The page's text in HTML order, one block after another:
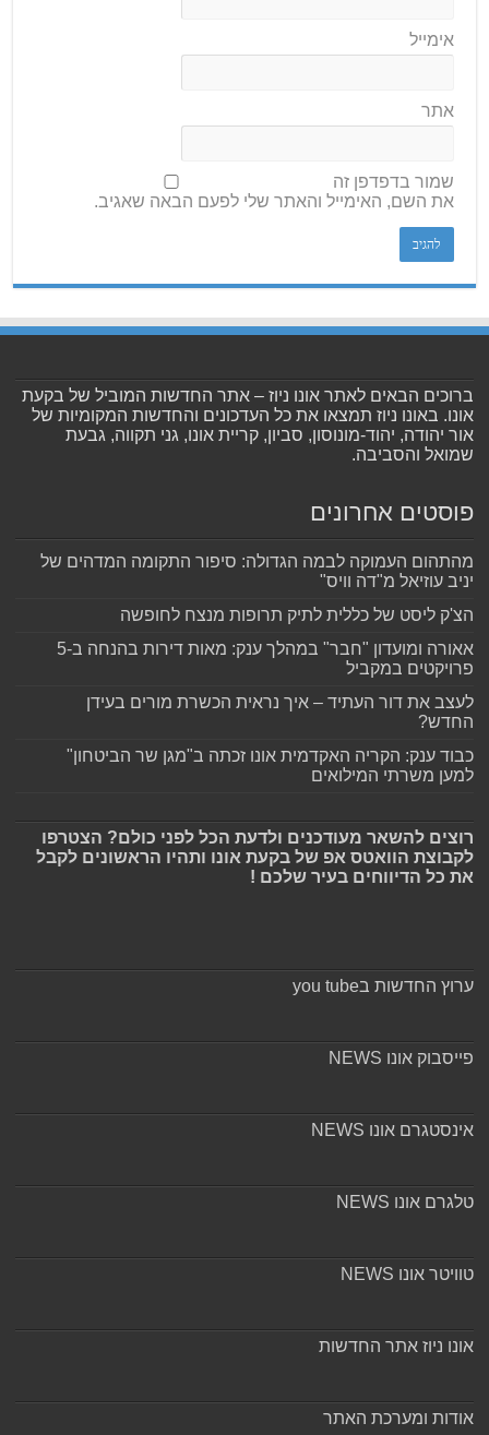
אימייל
אתר
שמור בדפדפן זה
את השם, האימייל והאתר שלי לפעם הבאה שאגיב.
ברוכים הבאים לאתר אונו ניוז – אתר החדשות המוביל של בקעת
אונו. באונו ניוז תמצאו את כל העדכונים והחדשות המקומיות של
אור יהודה, יהוד-מונוסון, סביון, קריית אונו, גני תקווה, גבעת
שמואל והסביבה.
פוסטים אחרונים
מהתהום העמוקה לבמה הגדולה: סיפור התקומה המדהים של
יניב עוזיאל מ"דה וויס"
הצ'ק ליסט של כללית לתיק תרופות מנצח לחופשה
אאורה ומועדון "חבר" במהלך ענק: מאות דירות בהנחה ב-5
פרויקטים במקביל
לעצב את דור העתיד – איך נראית הכשרת מורים בעידן
החדש?
כבוד ענק: הקריה האקדמית אונו זכתה ב"מגן שר הביטחון"
למען משרתי המילואים
רוצים להשאר מעודכנים ולדעת הכל לפני כולם? הצטרפו
לקבוצת הוואטס אפ של בקעת אונו ותהיו הראשונים לקבל
את כל הדיווחים בעיר שלכם !
ערוץ החדשות בyou tube
פייסבוק אונו NEWS
אינסטגרם אונו NEWS
טלגרם אונו NEWS
טוויטר אונו NEWS
אונו ניוז אתר החדשות
אודות ומערכת האתר